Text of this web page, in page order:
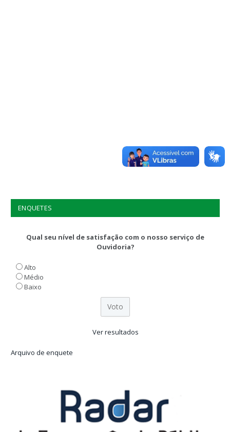
ENQUETES
Qual seu nível de satisfação com o nosso serviço de
Ouvidoria?
Alto
Médio
Baixo
Ver resultados
Arquivo de enquete